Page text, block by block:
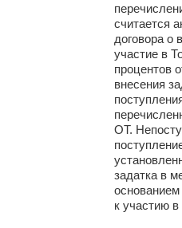
считается
договора о
участие в
процентов
внесения
ОТ.
задатка в
основанием
к участию в